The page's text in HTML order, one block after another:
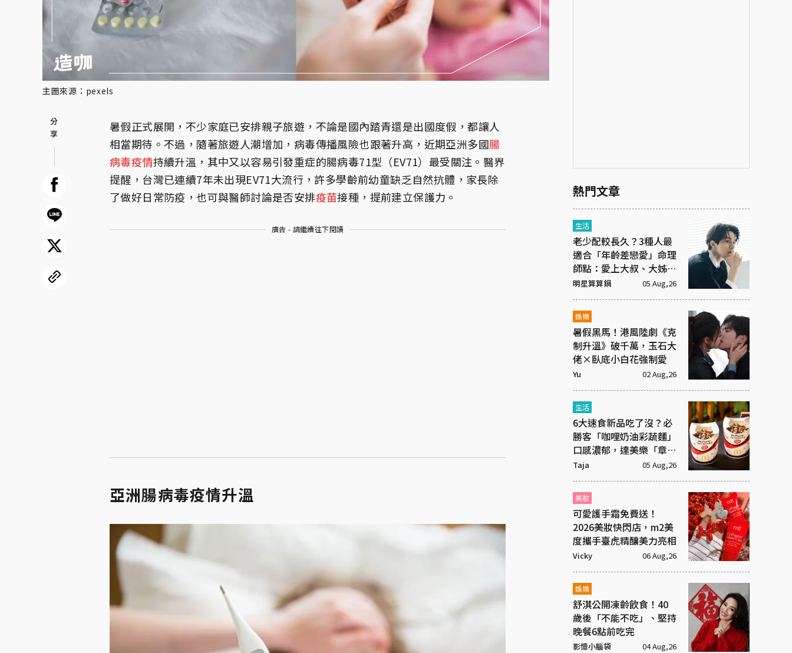
主圖來源：pexels
暑假正式展開，不少家庭已安排親子旅遊，不論是國內踏青還是出國度假，都讓人
相當期待。不過，隨著旅遊人潮增加，病毒傳播風險也跟著升高，近期亞洲多國腸
病毒疫情持續升溫，其中又以容易引發重症的腸病毒71型（EV71）最受關注。醫界
提醒，台灣已連續7年未出現EV71大流行，許多學齡前幼童缺乏自然抗體，家長除
了做好日常防疫，也可與醫師討論是否安排疫苗接種，提前建立保護力。
廣告 - 請繼續往下閱讀
亞洲腸病毒疫情升溫
熱門文章
生活
老少配較長久？3種人最
適合「年齡差戀愛」命理
師點：愛上大叔、大姊有
原因
明星算算鍋 05 Aug,26
娛樂
暑假黑馬！港風陸劇《克
制升溫》破千萬，玉石大
佬×臥底小白花強制愛
Yu 02 Aug,26
生活
6大速食新品吃了沒？必
勝客「咖哩奶油彩蔬麵」
口感濃郁，達美樂「章魚
燒披薩」社群新寵
Taja 05 Aug,26
美妝
可愛護手霜免費送！
2026美妝快閃店，m2美
度攜手臺虎精釀美力亮相
Vicky 06 Aug,26
娛樂
舒淇公開凍齡飲食！40
歲後「不能不吃」、堅持
晚餐6點前吃完
影憶小腦袋 04 Aug,26